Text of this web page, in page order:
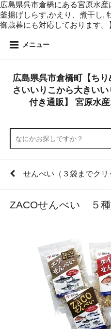
広島県呉市倉橋にある宮原水
釜揚げしらす,かえり、煮干し,
御歳暮にも対応しております。
メニュー
広島県呉市倉橋町【ち
さいいりこから大きい
付き通販】 宮原水
せんべい（３袋までクリ
ZACOせんべい ５種